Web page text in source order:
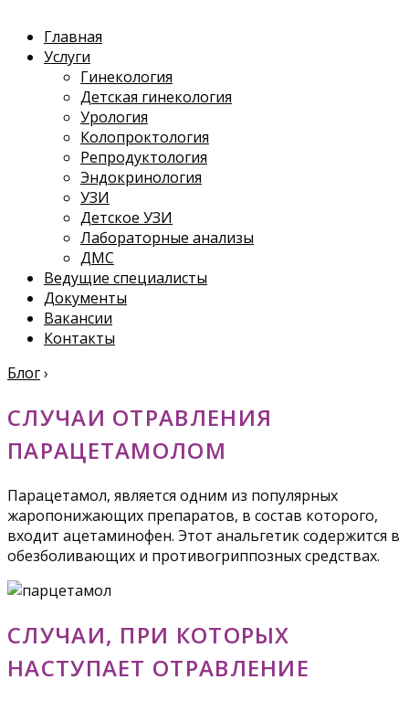
Главная
Услуги
Гинекология
Детская гинекология
Урология
Колопроктология
Репродуктология
Эндокринология
УЗИ
Детское УЗИ
Лабораторные анализы
ДМС
Ведущие специалисты
Документы
Вакансии
Контакты
Блог›
СЛУЧАИ ОТРАВЛЕНИЯ
ПАРАЦЕТАМОЛОМ
Парацетамол, является одним из популярных
жаропонижающих препаратов, в состав которого,
входит ацетаминофен. Этот анальгетик содержится в
обезболивающих и противогриппозных средствах.
СЛУЧАИ, ПРИ КОТОРЫХ
НАСТУПАЕТ ОТРАВЛЕНИЕ